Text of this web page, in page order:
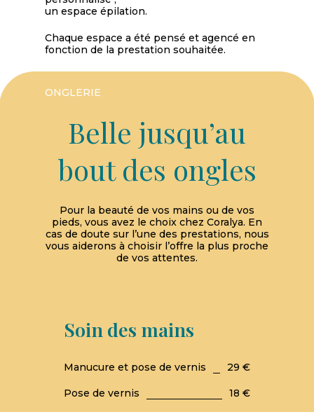
un espace épilation.
Chaque espace a été pensé et agencé en
fonction de la prestation souhaitée.
ONGLERIE
Belle jusqu’au
bout des ongles
Pour la beauté de vos mains ou de vos
pieds, vous avez le choix chez Coralya. En
cas de doute sur l’une des prestations, nous
vous aiderons à choisir l’offre la plus proche
de vos attentes.
Soin des mains
Manucure et pose de vernis 29 €
Pose de vernis 18 €